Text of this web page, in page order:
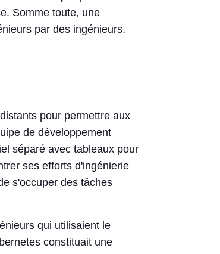
Somme toute, une
par des ingénieurs.
pour permettre aux
de développement
séparé avec tableaux pour
ses efforts d'ingénierie
s'occuper des tâches
qui utilisaient le
constituait une